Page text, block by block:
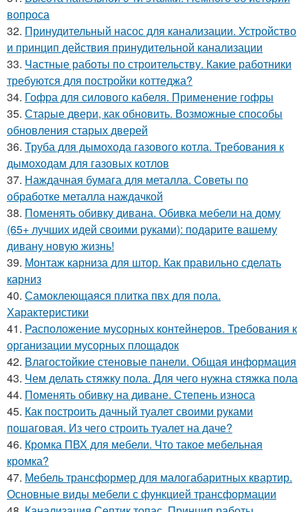
вопроса
32. Принудительный насос для канализации. Устройство
и принцип действия принудительной канализации
33. Частные работы по строительству. Какие работники
требуются для постройки коттеджа?
34. Гофра для силового кабеля. Применение гофры
35. Старые двери, как обновить. Возможные способы
обновления старых дверей
36. Труба для дымохода газового котла. Требования к
дымоходам для газовых котлов
37. Наждачная бумага для металла. Советы по
обработке металла наждачкой
38. Поменять обивку дивана. Обивка мебели на дому
(65+ лучших идей своими руками): подарите вашему
дивану новую жизнь!
39. Монтаж карниза для штор. Как правильно сделать
карниз
40. Самоклеющаяся плитка пвх для пола.
Характеристики
41. Расположение мусорных контейнеров. Требования к
организации мусорных площадок
42. Влагостойкие стеновые панели. Общая информация
43. Чем делать стяжку пола. Для чего нужна стяжка пола
44. Поменять обивку на диване. Степень износа
45. Как построить дачный туалет своими руками
пошаговая. Из чего строить туалет на даче?
46. Кромка ПВХ для мебели. Что такое мебельная
кромка?
47. Мебель трансформер для малогабаритных квартир.
Основные виды мебели с функцией трансформации